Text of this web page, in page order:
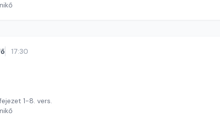
17:30
1-8. vers.